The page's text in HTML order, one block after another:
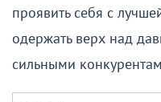
проявить себя с
одержать верх над
сильными